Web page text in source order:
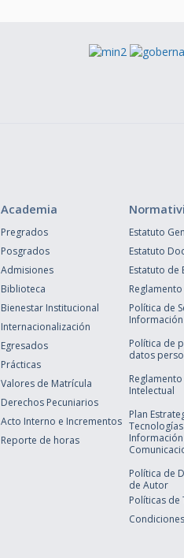
Academia
Pregrados
Posgrados
Admisiones
Biblioteca
Bienestar Institucional
Internacionalización
Egresados
Prácticas
Valores de Matrícula
Derechos Pecuniarios
Acto Interno e Incrementos
Reporte de horas
Estatuto
Estatuto
Estatuto de
Política de
Información
Política de
datos
Intelectual
Plan
Política de
de Autor
Políticas de
Condiciones